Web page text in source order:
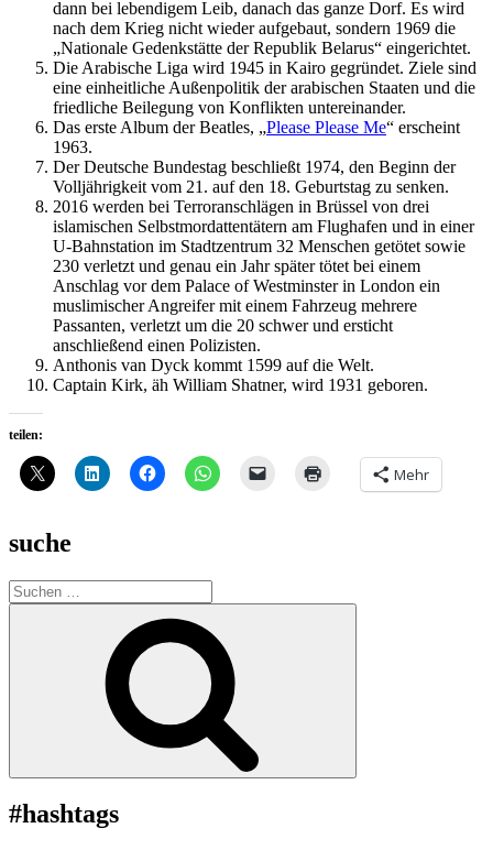
dann bei lebendigem Leib, danach das ganze Dorf. Es wird
nach dem Krieg nicht wieder aufgebaut, sondern 1969 die
„Nationale Gedenkstätte der Republik Belarus“ eingerichtet.
Die Arabische Liga wird 1945 in Kairo gegründet. Ziele sind
eine einheitliche Außenpolitik der arabischen Staaten und die
friedliche Beilegung von Konflikten untereinander.
Das erste Album der Beatles, „Please Please Me“ erscheint
1963.
Der Deutsche Bundestag beschließt 1974, den Beginn der
Volljährigkeit vom 21. auf den 18. Geburtstag zu senken.
2016 werden bei Terroranschlägen in Brüssel von drei
islamischen Selbstmordattentätern am Flughafen und in einer
U-Bahnstation im Stadtzentrum 32 Menschen getötet sowie
230 verletzt und genau ein Jahr später tötet bei einem
Anschlag vor dem Palace of Westminster in London ein
muslimischer Angreifer mit einem Fahrzeug mehrere
Passanten, verletzt um die 20 schwer und ersticht
anschließend einen Polizisten.
Anthonis van Dyck kommt 1599 auf die Welt.
Captain Kirk, äh William Shatner, wird 1931 geboren.
teilen:
Mehr
suche
Suche
nach:
#hashtags